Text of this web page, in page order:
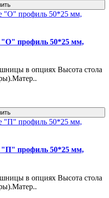
"О" профиль 50*25 мм,
в опциях Высота стола
"П" профиль 50*25 мм,
в опциях Высота стола